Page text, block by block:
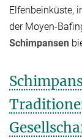
Elfenbeinküste,
der Moyen-
Schimpansen